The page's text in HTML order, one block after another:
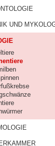
UND